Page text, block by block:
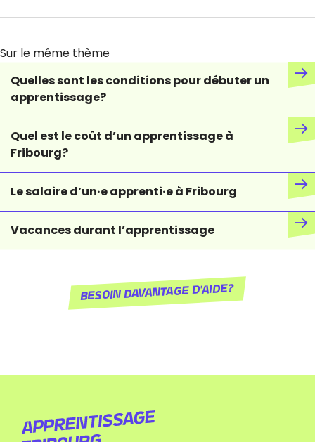
Sur le même thème
Quelles sont les conditions pour débuter un
apprentissage?
Quel est le coût d’un apprentissage à
Fribourg?
Le salaire d’un·e apprenti·e à Fribourg
Vacances durant l’apprentissage
Besoin davantage d'aide?